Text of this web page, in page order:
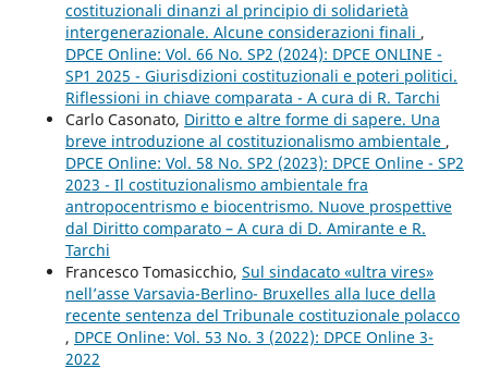
costituzionali dinanzi al principio di solidarietà
intergenerazionale. Alcune considerazioni finali ,
DPCE Online: Vol. 66 No. SP2 (2024): DPCE ONLINE -
SP1 2025 - Giurisdizioni costituzionali e poteri politici.
Riflessioni in chiave comparata - A cura di R. Tarchi
Carlo Casonato, Diritto e altre forme di sapere. Una
breve introduzione al costituzionalismo ambientale ,
DPCE Online: Vol. 58 No. SP2 (2023): DPCE Online - SP2
2023 - Il costituzionalismo ambientale fra
antropocentrismo e biocentrismo. Nuove prospettive
dal Diritto comparato – A cura di D. Amirante e R.
Tarchi
Francesco Tomasicchio, Sul sindacato «ultra vires»
nell’asse Varsavia-Berlino- Bruxelles alla luce della
recente sentenza del Tribunale costituzionale polacco
, DPCE Online: Vol. 53 No. 3 (2022): DPCE Online 3-
2022